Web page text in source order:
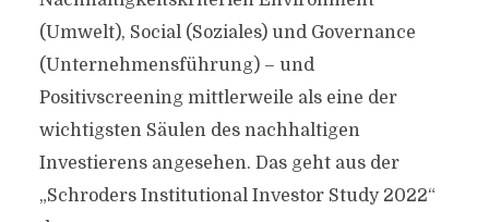
(Umwelt), Social (Soziales) und Governance
(Unternehmensführung) – und
Positivscreening mittlerweile als eine der
wichtigsten Säulen des nachhaltigen
Investierens angesehen. Das geht aus der
„Schroders Institutional Investor Study 2022“